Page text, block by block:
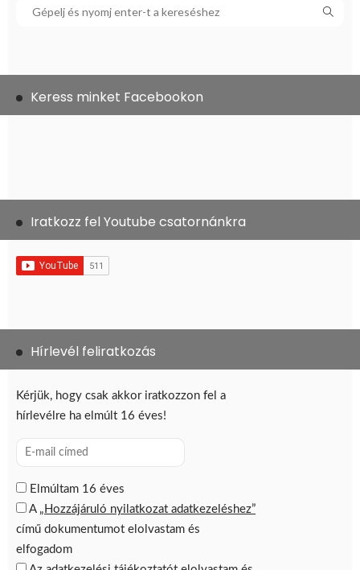
Keress minket Facebookon
Iratkozz fel Youtube csatornánkra
Hírlevél feliratkozás